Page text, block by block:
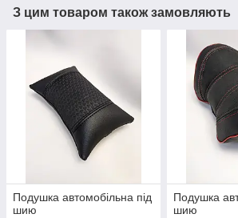
З цим товаром також замовляють
Подушка автомобільна під
шию
Подушка
шию